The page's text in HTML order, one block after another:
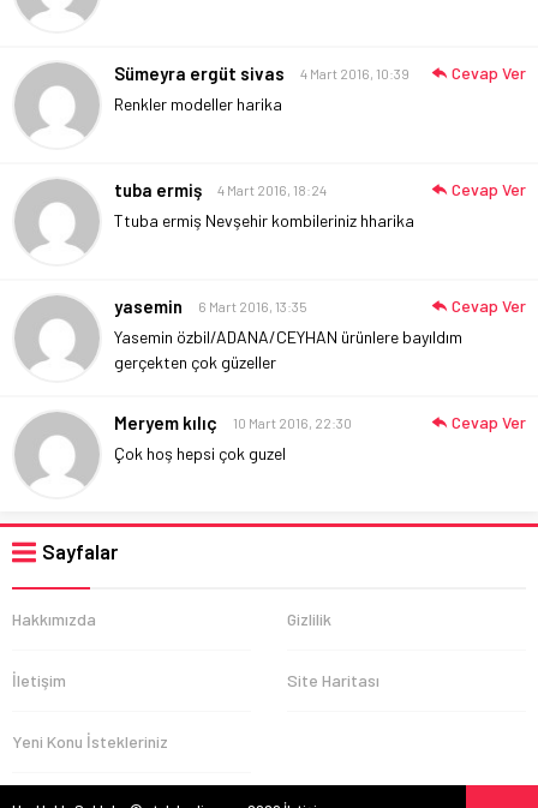
Sümeyra ergüt sivas 4 Mart 2016, 10:39
Renkler modeller harika
Cevap Ver
tuba ermiş 4 Mart 2016, 18:24
Ttuba ermiş Nevşehir kombileriniz hharika
Cevap Ver
yasemin 6 Mart 2016, 13:35
Yasemin özbil/ADANA/CEYHAN ürünlere bayıldım
gerçekten çok güzeller
Cevap Ver
Meryem kılıç 10 Mart 2016, 22:30
Çok hoş hepsi çok guzel
Cevap Ver
Sayfalar
Hakkımızda Gizlilik
İletişim Site Haritası
Yeni Konu İstekleriniz